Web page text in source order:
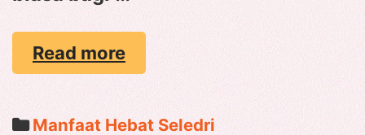
Read moreManfaat
Hebat
Seledri:
Sayuran
Categories
Manfaat Hebat Seledri